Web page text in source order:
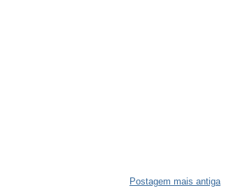
Postagem mais antiga